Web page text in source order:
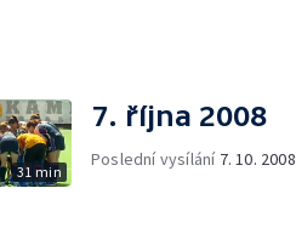
31 min
7. října 2008
Poslední vysílání 7. 10. 2008